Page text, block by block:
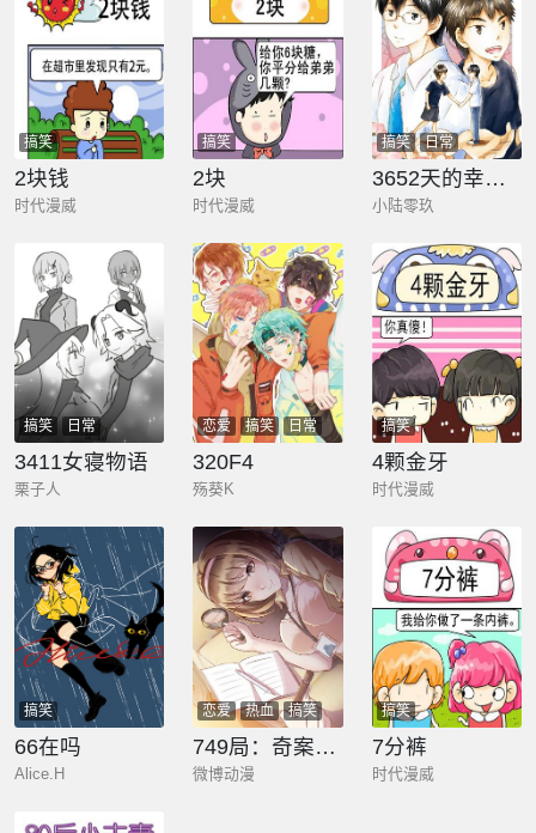
搞笑
2块钱
时代漫威
搞笑
2块
时代漫威
搞笑 日常
3652天的幸福论
小陆零玖
搞笑 日常
3411女寝物语
栗子人
恋爱 搞笑
日常
少年
320F4
殇葵K
搞笑
4颗金牙
时代漫威
搞笑
66在吗
Alice.H
恋爱 热血
搞笑
剧情
都市
奇幻
少年
悬疑 749局：奇案调查
微博动漫
搞笑
7分裤
时代漫威